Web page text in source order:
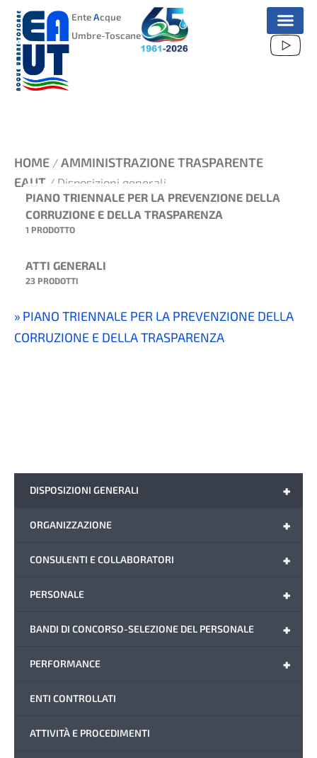
VAI
CONTENUTO
EnteAcque
Umbre-Toscane
+
DISPOSIZIONI GENERALI
+
ORGANIZZAZIONE
+
CONSULENTI E COLLABORATORI
+
PERSONALE
+
BANDI DI CONCORSO-SELEZIONE DEL PERSONALE
+
PERFORMANCE
ENTI CONTROLLATI
ATTIVITÀ E PROCEDIMENTI
HOME / AMMINISTRAZIONE TRASPARENTE
EAUT / Disposizioni generali
PIANO TRIENNALE PER LA PREVENZIONE DELLA
CORRUZIONE E DELLA TRASPARENZA
1 PRODOTTO
ATTI GENERALI
23 PRODOTTI
PIANO TRIENNALE PER LA PREVENZIONE DELLA
CORRUZIONE E DELLA TRASPARENZA